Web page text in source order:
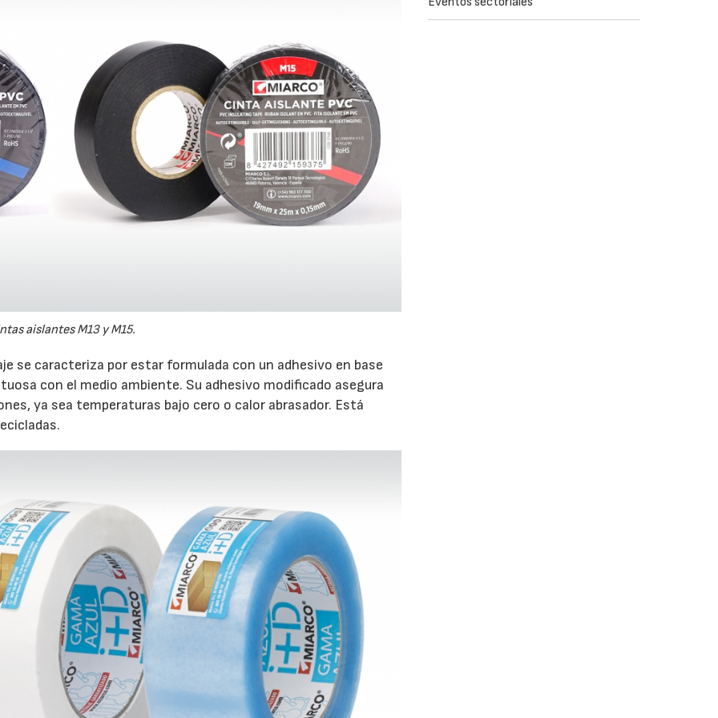
aislantes M13 y M15.
se caracteriza por estar formulada con un adhesivo en base
con el medio ambiente. Su adhesivo modificado asegura
ya sea temperaturas bajo cero o calor abrasador. Está